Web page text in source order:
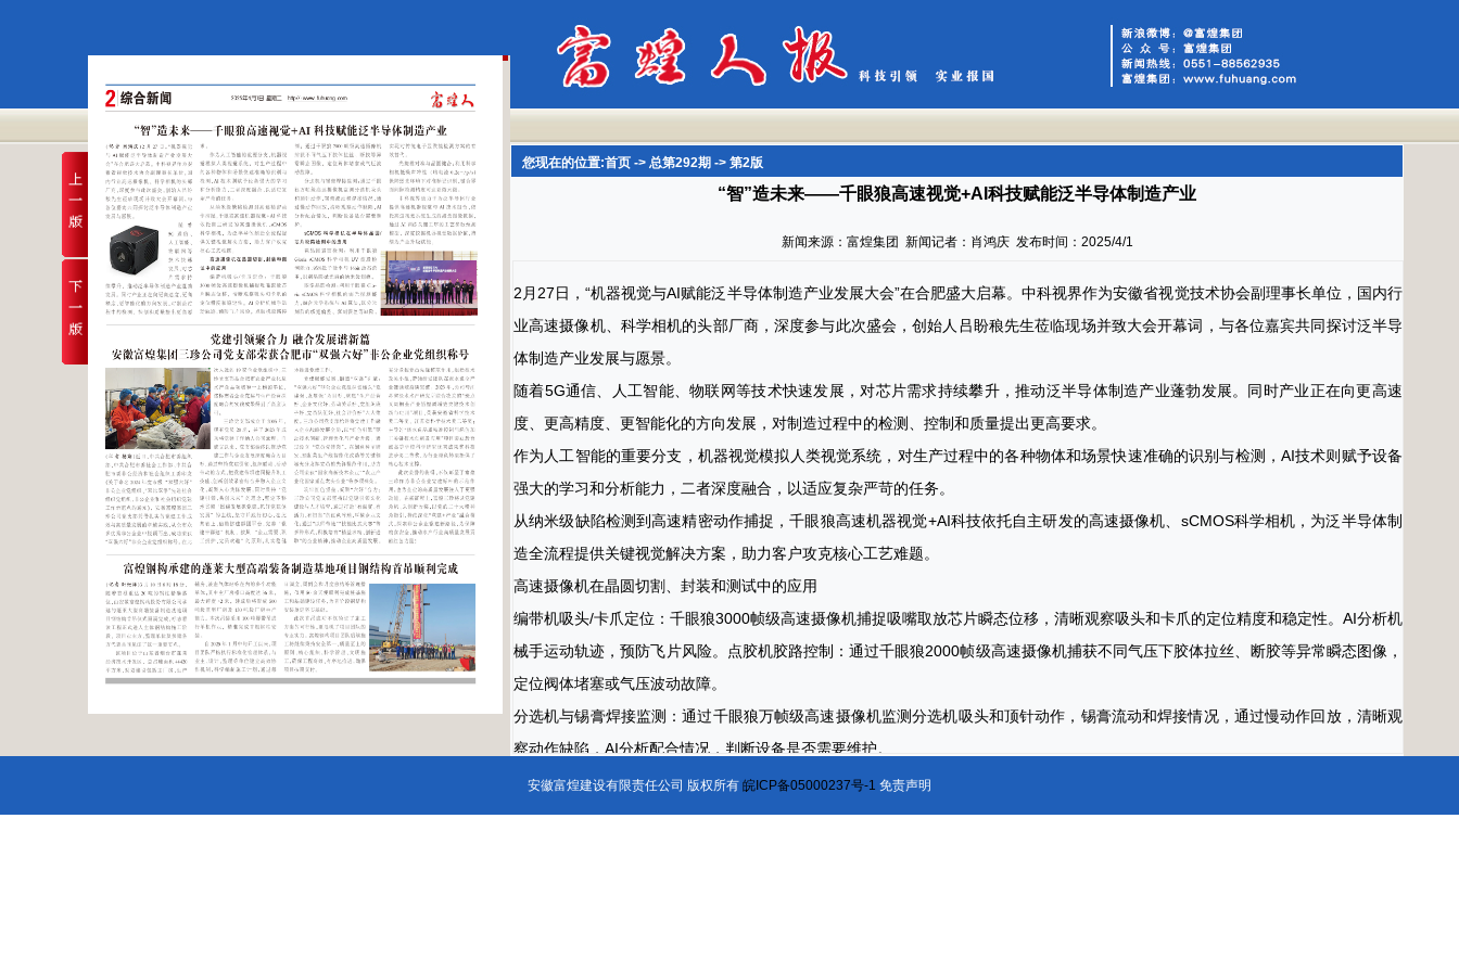
您现在的位置:首页 -> 总第292期 -> 第2版
“智”造未来——千眼狼高速视觉+AI科技赋能泛半导体制造产业
新闻来源：富煌集团 新闻记者：肖鸿庆 发布时间：2025/4/1
2月27日，“机器视觉与AI赋能泛半导体制造产业发展大会”在合肥盛大启幕。中科视界作为安徽省视觉技术协会副理事长单位，国内行
业高速摄像机、科学相机的头部厂商，深度参与此次盛会，创始人吕盼稂先生莅临现场并致大会开幕词，与各位嘉宾共同探讨泛半导
体制造产业发展与愿景。
随着5G通信、人工智能、物联网等技术快速发展，对芯片需求持续攀升，推动泛半导体制造产业蓬勃发展。同时产业正在向更高速
度、更高精度、更智能化的方向发展，对制造过程中的检测、控制和质量提出更高要求。
作为人工智能的重要分支，机器视觉模拟人类视觉系统，对生产过程中的各种物体和场景快速准确的识别与检测，AI技术则赋予设备
强大的学习和分析能力，二者深度融合，以适应复杂严苛的任务。
从纳米级缺陷检测到高速精密动作捕捉，千眼狼高速机器视觉+AI科技依托自主研发的高速摄像机、sCMOS科学相机，为泛半导体制
造全流程提供关键视觉解决方案，助力客户攻克核心工艺难题。
高速摄像机在晶圆切割、封装和测试中的应用
编带机吸头/卡爪定位：千眼狼3000帧级高速摄像机捕捉吸嘴取放芯片瞬态位移，清晰观察吸头和卡爪的定位精度和稳定性。AI分析机
械手运动轨迹，预防飞片风险。点胶机胶路控制：通过千眼狼2000帧级高速摄像机捕获不同气压下胶体拉丝、断胶等异常瞬态图像，
定位阀体堵塞或气压波动故障。
分选机与锡膏焊接监测：通过千眼狼万帧级高速摄像机监测分选机吸头和顶针动作，锡膏流动和焊接情况，通过慢动作回放，清晰观
察动作缺陷，AI分析配合情况，判断设备是否需要维护。
sCMOS科学相机在半导体晶圆/芯片缺陷检测中的应用
裸晶圆表面检测：利用千眼狼Gloria sCMOS科学相机UV波段检测能力、95%量子效率与16bit动态范围，识别晶圆抛光后的纳米级划
安徽富煌建设有限责任公司 版权所有 皖ICP备05000237号-1 免责声明